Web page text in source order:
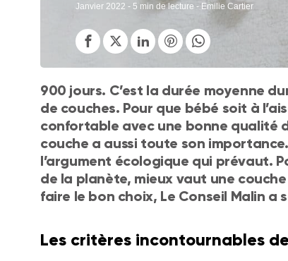
Janvier 2022 - 5 min de lecture - Emilie Cartier
900 jours. C’est la durée moyenne
de couches. Pour que bébé soit à
confortable avec une bonne qualité
couche a aussi toute son
l’argument écologique qui prévaut.
de la planète, mieux vaut une
faire le bon choix, Le Conseil Malin a
Les critères incontournables